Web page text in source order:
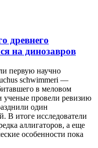
древнего
на динозавров
первую научно
schwimmeri —
в меловом
ученые провели ревизию
один
В итоге исследователи
аллигаторов, а еще
особенности пока